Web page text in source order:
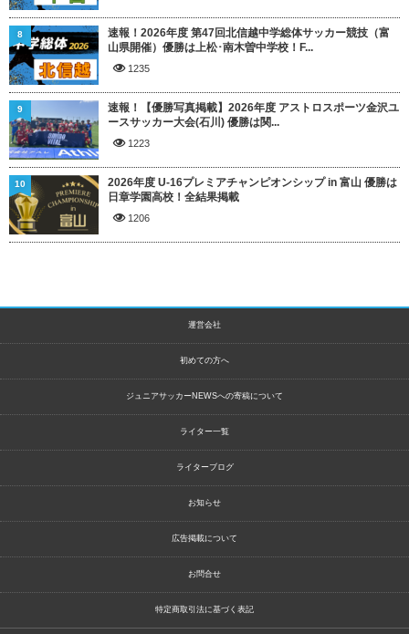
速報！2026年度 第47回北信越中学総体サッカー競技（富
山県開催）優勝は上松･南木曽中学校！F...
1235
8
速報！【優勝写真掲載】2026年度 アストロスポーツ金沢ユ
ースサッカー大会(石川) 優勝は関...
1223
9
2026年度 U-16プレミアチャンピオンシップ in 富山 優勝は
日章学園高校！全結果掲載
1206
10
運営会社
初めての方へ
ジュニアサッカーNEWSへの寄稿について
ライター一覧
ライターブログ
お知らせ
広告掲載について
お問合せ
特定商取引法に基づく表記